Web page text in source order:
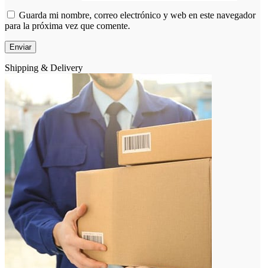
Guarda mi nombre, correo electrónico y web en este navegador
para la próxima vez que comente.
Shipping & Delivery